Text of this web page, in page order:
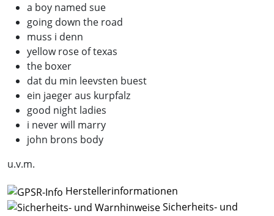
a boy named sue
going down the road
muss i denn
yellow rose of texas
the boxer
dat du min leevsten buest
ein jaeger aus kurpfalz
good night ladies
i never will marry
john brons body
u.v.m.
Herstellerinformationen
Sicherheits- und